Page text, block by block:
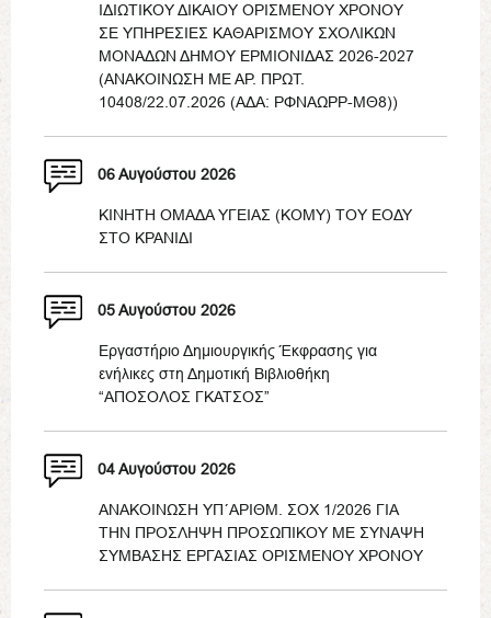
ΙΔΙΩΤΙΚΟΥ ΔΙΚΑΙΟΥ ΟΡΙΣΜΕΝΟΥ ΧΡΟΝΟΥ
ΣΕ ΥΠΗΡΕΣΙΕΣ ΚΑΘΑΡΙΣΜΟΥ ΣΧΟΛΙΚΩΝ
ΜΟΝΑΔΩΝ ΔΗΜΟΥ ΕΡΜΙΟΝΙΔΑΣ 2026-2027
(ΑΝΑΚΟΙΝΩΣΗ ΜΕ ΑΡ. ΠΡΩΤ.
10408/22.07.2026 (ΑΔΑ: ΡΦΝΑΩΡΡ-ΜΘ8))
06 Αυγούστου 2026
ΚΙΝΗΤΗ ΟΜΑΔΑ ΥΓΕΙΑΣ (ΚΟΜΥ) ΤΟΥ ΕΟΔΥ
ΣΤΟ ΚΡΑΝΙΔΙ
05 Αυγούστου 2026
Εργαστήριο Δημιουργικής Έκφρασης για
ενήλικες στη Δημοτική Βιβλιοθήκη
“ΑΠΟΣΟΛΟΣ ΓΚΑΤΣΟΣ”
04 Αυγούστου 2026
ΑΝΑΚΟΙΝΩΣΗ ΥΠ΄ΑΡΙΘΜ. ΣΟΧ 1/2026 ΓΙΑ
ΤΗΝ ΠΡΟΣΛΗΨΗ ΠΡΟΣΩΠΙΚΟΥ ΜΕ ΣΥΝΑΨΗ
ΣΥΜΒΑΣΗΣ ΕΡΓΑΣΙΑΣ ΟΡΙΣΜΕΝΟΥ ΧΡΟΝΟΥ